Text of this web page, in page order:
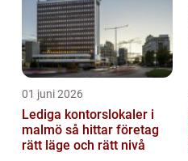
01 juni 2026
Lediga kontorslokaler i
malmö så hittar företag
rätt läge och rätt nivå